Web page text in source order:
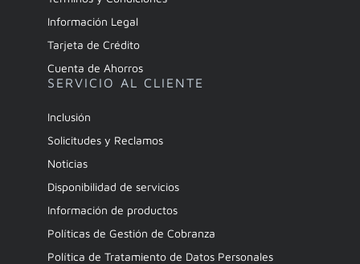
Información Legal
Tarjeta de Crédito
Cuenta de Ahorros
SERVICIO AL CLIENTE
Inclusión
Solicitudes y Reclamos
Noticias
Disponibilidad de servicios
Información de productos
Políticas de Gestión de Cobranza
Política de Tratamiento de Datos Personales